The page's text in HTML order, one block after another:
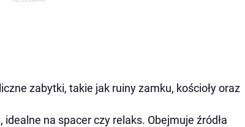
zabytki, takie jak ruiny zamku, kościoły oraz
idealne na spacer czy relaks. Obejmuje źródła